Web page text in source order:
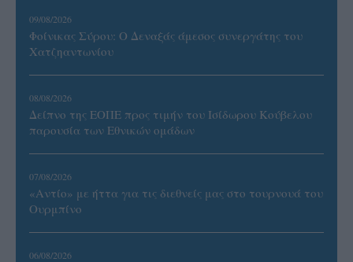
09/08/2026
Φοίνικας Σύρου: Ο Δεναξάς άμεσος συνεργάτης του
Χατζηαντωνίου
08/08/2026
Δείπνο της ΕΟΠΕ προς τιμήν του Ισίδωρου Κούβελου
παρουσία των Εθνικών ομάδων
07/08/2026
«Αντίο» με ήττα για τις διεθνείς μας στο τουρνουά του
Ουρμπίνο
06/08/2026